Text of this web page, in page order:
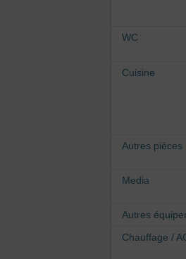
WC
Cuisine
Autres pièces
Media
Autres
Chauffage /